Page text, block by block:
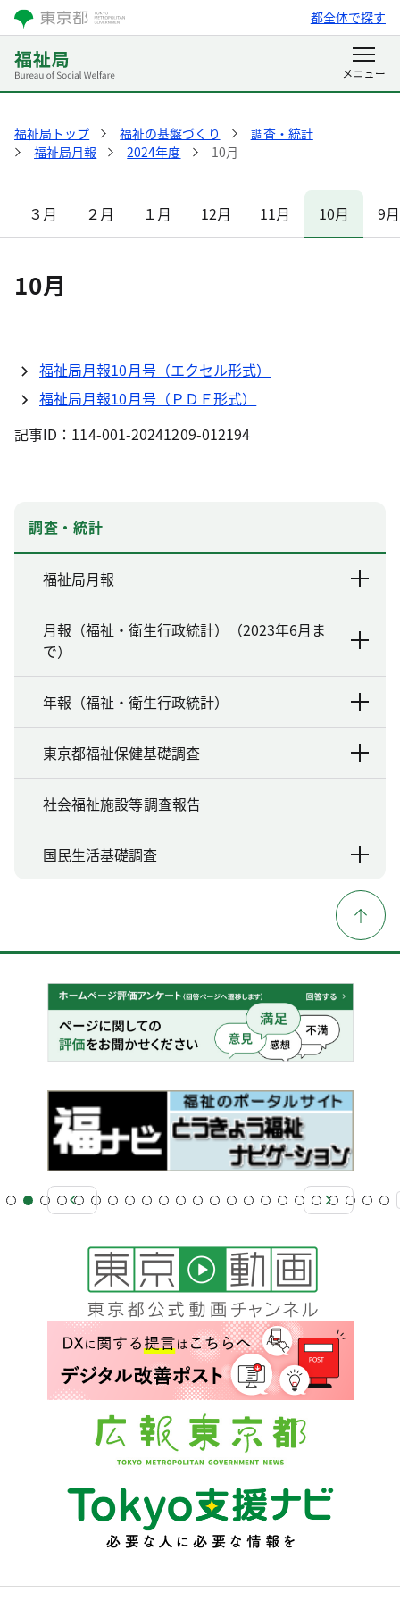
都全体で探す
福祉局トップ 福祉の基盤づくり
調査・統計
福祉局月報
2024年度 10月
３月 ２月 １月 12月 11月 10月 9月
10月
福祉局月報10月号（エクセル形式）
福祉局月報10月号（ＰＤＦ形式）
記事ID：114-001-20241209-012194
調査・統計
福祉局月報
月報（福祉・衛生行政統計）（2023年6月ま
で）
年報（福祉・衛生行政統計）
東京都福祉保健基礎調査
社会福祉施設等調査報告
国民生活基礎調査